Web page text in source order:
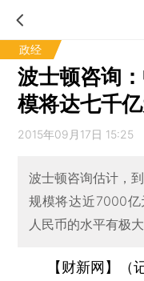
政经
波士顿咨询
模将达七千
2015年09月17日 15:25
波士顿咨询估计，
规模将达近7000
人民币的水平有极
【财新网】（